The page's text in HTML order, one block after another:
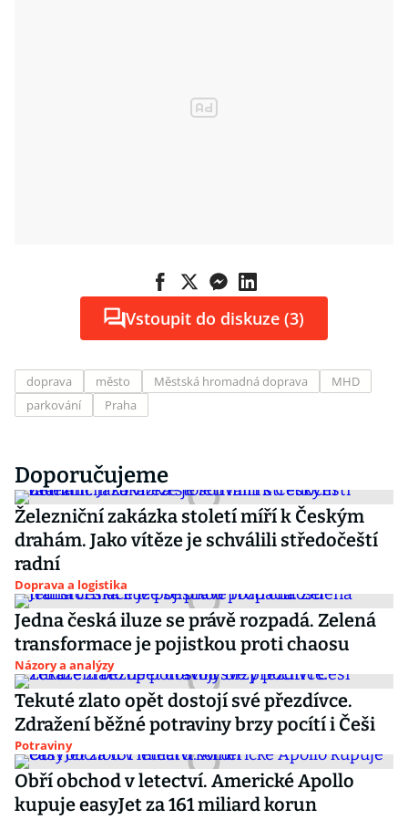
Vstoupit do diskuze (3)
doprava město Městská hromadná doprava
MHD
parkování
Praha
Doporučujeme
Železniční zakázka století míří k Českým
drahám. Jako vítěze je schválili středočeští
radní
Doprava a logistika
Jedna česká iluze se právě rozpadá. Zelená
transformace je pojistkou proti chaosu
Názory a analýzy
Tekuté zlato opět dostojí své přezdívce.
Zdražení běžné potraviny brzy pocítí i Češi
Potraviny
Obří obchod v letectví. Americké Apollo
kupuje easyJet za 161 miliard korun